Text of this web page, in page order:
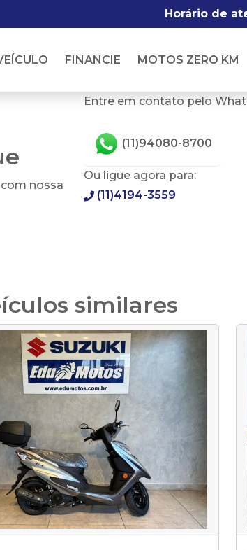
Horário de
FINANCIE MOTOS ZERO KM
nossa
Entre em contato pelo
(11)94080-8700
Ou ligue agora para:
(11)4194-3559
similares